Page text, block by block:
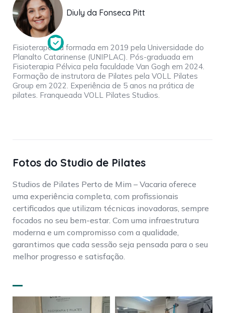
Diuly da Fonseca Pitt
Fisioterapeuta formada em 2019 pela Universidade do
Planalto Catarinense (UNIPLAC). Pós-graduada em
Fisioterapia Pélvica pela faculdade Van Gogh em 2024.
Formação de instrutora de Pilates pela VOLL Pilates
Group em 2022. Experiência de 5 anos na prática de
pilates. Franqueada VOLL Pilates Studios.
Fotos do Studio de Pilates
Studios de Pilates Perto de Mim – Vacaria oferece
uma experiência completa, com profissionais
certificados que utilizam técnicas inovadoras, sempre
focados no seu bem-estar. Com uma infraestrutura
moderna e um compromisso com a qualidade,
garantimos que cada sessão seja pensada para o seu
melhor progresso e satisfação.